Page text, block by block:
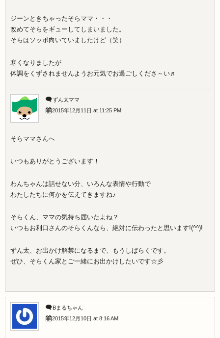
ジーンときちゃったそらママ・・・
改めてそらをギューしてしまいました。
そらはソッポ向いていましたけど（笑）
寒くなりましたが
体調をくずされませんようお元気でお過ごしくださ～い♬
ずん太ママ
2015年12月11日 at 11:25 PM
そらママさんへ
いつもありがとうございます！
わんちゃんは話せない分、いろんな表情や行動で
わたしたちに何かを伝えてきますね♪
そらくん、ママの気持ち届いたよね？
いつもお利口さんのそらくんなら、絶対に伝わったと思います!(^^)!
ずん太、お出かけ解禁になるまで、もうしばらくです。
ぜひ、そらくん家とご一緒にお出かけしたいです☆彡
Bまるちゃん
2015年12月10日 at 8:16 AM